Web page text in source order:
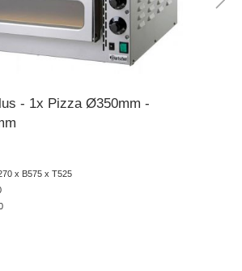
- 1x Pizza Ø350mm -
x B575 x T525